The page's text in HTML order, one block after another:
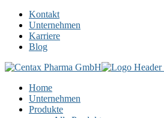
Kontakt
Unternehmen
Karriere
Blog
Home
Unternehmen
Produkte